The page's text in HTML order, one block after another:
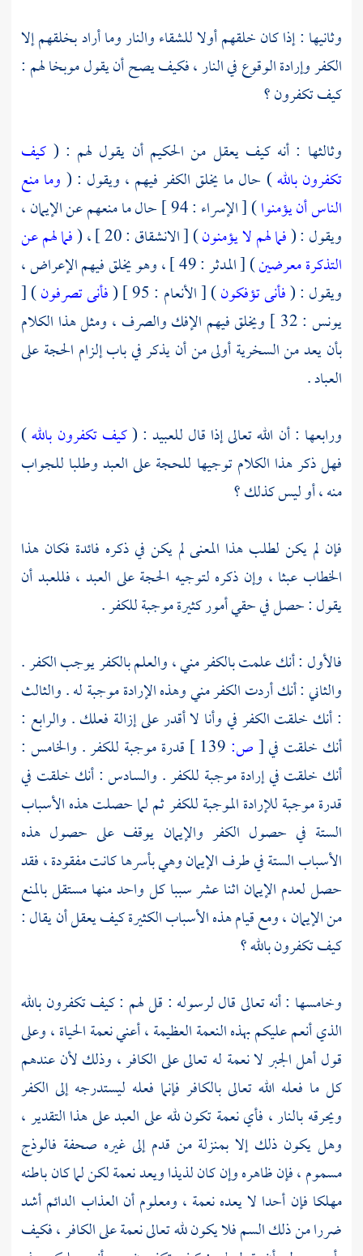
وثانيها : إذا كان خلقهم أولا للشقاء والنار وما أراد بخلقهم إلا
الكفر وإرادة الوقوع في النار ، فكيف يصح أن يقول موبخا لهم :
كيف تكفرون ؟
وثالثها : أنه كيف يعقل من الحكيم أن يقول لهم : ( كيف
تكفرون بالله) حال ما يخلق الكفر فيهم ، ويقول : ( وما منع
الناس أن يؤمنوا
) [ الإسراء : 94 ] حال ما منعهم عن الإيمان ،
ويقول : (فما لهم لا يؤمنون) [ الانشقاق : 20 ] ، (
فما لهم عن
التذكرة معرضين
) [ المدثر : 49 ] ، وهو يخلق فيهم الإعراض ،
ويقول : (فأنى تؤفكون) [ الأنعام : 95 ] ( فأنى تصرفون) [
يونس : 32 ] ويخلق فيهم الإفك والصرف ، ومثل هذا الكلام
بأن يعد من السخرية أولى من أن يذكر في باب إلزام الحجة على
العباد .
ورابعها : أن الله تعالى إذا قال للعبيد : (كيف تكفرون بالله)
فهل ذكر هذا الكلام توجيها للحجة على العبد وطلبا للجواب
منه ، أو ليس كذلك ؟
فإن لم يكن لطلب هذا المعنى لم يكن في ذكره فائدة فكان هذا
الخطاب عبثا ، وإن ذكره لتوجيه الحجة على العبد ، فللعبد أن
يقول : حصل في حقي أمور كثيرة موجبة للكفر .
فالأول : أنك علمت بالكفر مني ، والعلم بالكفر يوجب الكفر .
والثاني : أنك أردت الكفر مني وهذه الإرادة موجبة له . والثالث
: أنك خلقت الكفر في وأنا لا أقدر على إزالة فعلك . والرابع :
أنك خلقت في[ص:
قدرة موجبة للكفر . والخامس :
أنك خلقت في إرادة موجبة للكفر . والسادس : أنك خلقت في
قدرة موجبة للإرادة الموجبة للكفر ثم لما حصلت هذه الأسباب
الستة في حصول الكفر والإيمان يوقف على حصول هذه
الأسباب الستة في طرف الإيمان وهي بأسرها كانت مفقودة ، فقد
حصل لعدم الإيمان اثنا عشر سببا كل واحد منها مستقل بالمنع
من الإيمان ، ومع قيام هذه الأسباب الكثيرة كيف يعقل أن يقال :
كيف تكفرون بالله ؟
وخامسها : أنه تعالى قال لرسوله : قل لهم : كيف تكفرون بالله
الذي أنعم عليكم بهذه النعمة العظيمة ، أعني نعمة الحياة ، وعلى
قول أهل الجبر لا نعمة له تعالى على الكافر ، وذلك لأن عندهم
كل ما فعله الله تعالى بالكافر فإنما فعله ليستدرجه إلى الكفر
ويحرقه بالنار ، فأي نعمة تكون لله على العبد على هذا التقدير ،
وهل يكون ذلك إلا بمنزلة من قدم إلى غيره صحفة فالوذج
مسموم ، فإن ظاهره وإن كان لذيذا ويعد نعمة لكن لما كان باطنه
مهلكا فإن أحدا لا يعده نعمة ، ومعلوم أن العذاب الدائم أشد
ضررا من ذلك السم فلا يكون لله تعالى نعمة على الكافر ، فكيف